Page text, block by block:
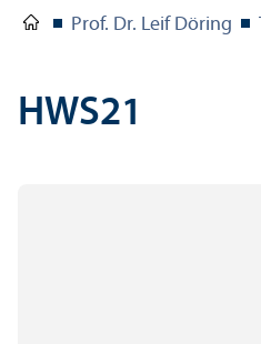
Prof. Dr. Leif Döring
HWS21